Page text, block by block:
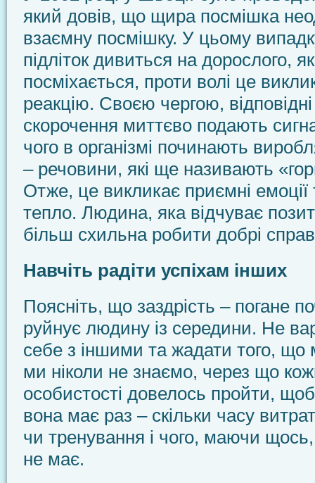
який довів, що щира посмішка
взаємну посмішку. У цьому
підліток дивиться на дорослого,
посміхається, проти волі це
реакцію. Своєю чергою, відповідні
скорочення миттєво подають
чого в організмі починають
– речовини, які ще називають
Отже, це викликає приємні
тепло. Людина, яка відчуває
більш схильна робити добрі
Навчіть радіти успіхам інших
Поясніть, що заздрість – погане
руйнує людину із середини. Не
себе з іншими та жадати того, що
ми ніколи не знаємо, через що
особистості довелось пройти,
вона має раз – скільки часу
чи тренування і чого, маючи
не має.